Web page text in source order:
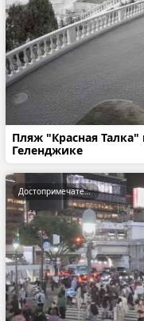
Пляж "Красная
Геленджике
Достопримечательности